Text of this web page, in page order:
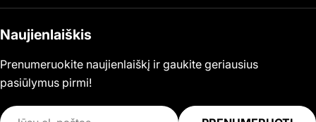
Naujienlaiškis
Prenumeruokite naujienlaiškį ir gaukite geriausius
pasiūlymus pirmi!
El.